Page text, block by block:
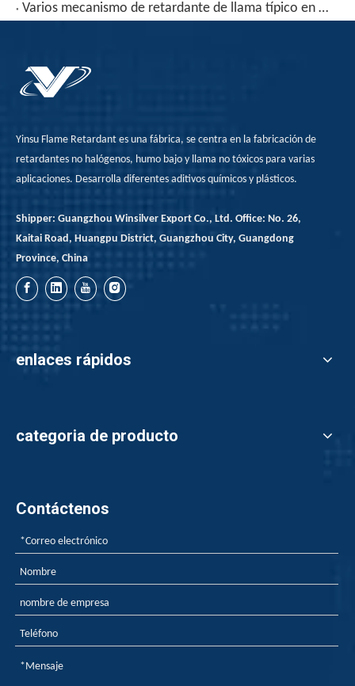
Varios mecanismo de retardante de llama típico en el retardante de la llama
Yinsu Flame Retardant es una fábrica, se centra en la fabricación de
retardantes no halógenos, humo bajo y llama no tóxicos para varias
aplicaciones. Desarrolla diferentes aditivos químicos y plásticos.
Shipper: Guangzhou Winsilver Export Co., Ltd. Office: No. 26,
Kaitai Road, Huangpu District, Guangzhou City, Guangdong
Province, China
enlaces rápidos
categoria de producto
Contáctenos